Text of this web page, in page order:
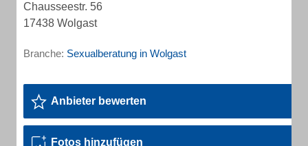
Chausseestr. 56
17438 Wolgast
Branche: Sexualberatung in Wolgast
Anbieter bewerten
Fotos hinzufügen